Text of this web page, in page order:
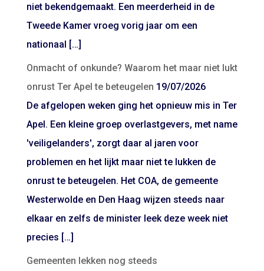
niet bekendgemaakt. Een meerderheid in de
Tweede Kamer vroeg vorig jaar om een
nationaal […]
Onmacht of onkunde? Waarom het maar niet lukt
onrust Ter Apel te beteugelen 19/07/2026
De afgelopen weken ging het opnieuw mis in Ter
Apel. Een kleine groep overlastgevers, met name
'veiligelanders', zorgt daar al jaren voor
problemen en het lijkt maar niet te lukken de
onrust te beteugelen. Het COA, de gemeente
Westerwolde en Den Haag wijzen steeds naar
elkaar en zelfs de minister leek deze week niet
precies […]
Gemeenten lekken nog steeds